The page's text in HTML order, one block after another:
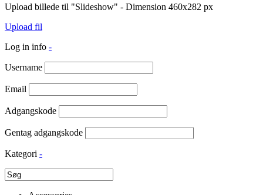
Upload billede til "Slideshow" - Dimension 460x282 px
Upload fil
Log in info -
Username
Email
Adgangskode
Gentag adgangskode
Kategori -